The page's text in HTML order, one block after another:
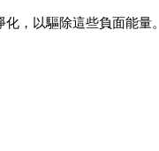
，以驅除這些負面能量